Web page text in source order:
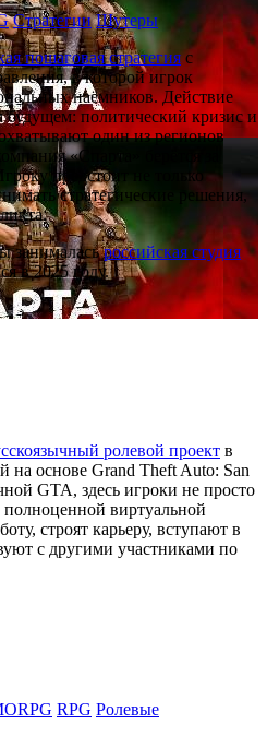
Стратегии Шутеры
пошаговая стратегияс
в которой игрок
наёмников. Действие
будущем: политический кризис и
один из регионов
«Спарта» берётся за
предстоит не только
стратегические решения,
занималасьроссийская студия
в 2025 году.
ролевой проект в
на основе Grand Theft Auto: San
GTA, здесь игроки не просто
виртуальной
строят карьеру, вступают в
с другими участниками по
RPG Ролевые